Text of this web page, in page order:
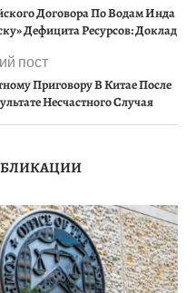
Договора По Водам Инда
Дефицита Ресурсов: Доклад
пост
Приговору В Китае После
Несчастного Случая